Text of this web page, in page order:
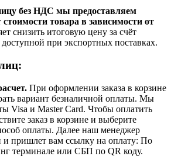
без НДС мы предоставляем
товара в зависимости от
снизить итоговую цену за счёт
при экспортных поставках.
. При оформлении заказа в корзине
вариант безналичной оплаты. Мы
Visa и Master Card. Чтобы оплатить
заказ в корзине и выберите
оплаты. Далее наш менеджер
и пришлет вам ссылку на оплату: По
терминале или СБП по QR коду.